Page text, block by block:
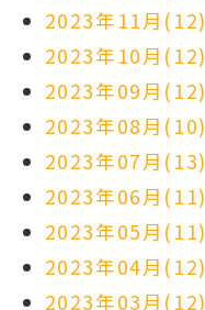
2023年11月(12)
2023年10月(12)
2023年09月(12)
2023年08月(10)
2023年07月(13)
2023年06月(11)
2023年05月(11)
2023年04月(12)
2023年03月(12)